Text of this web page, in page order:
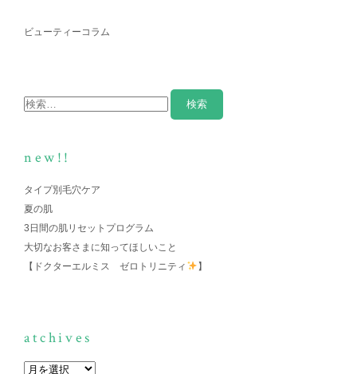
ビューティーコラム
new!!
タイプ別毛穴ケア
夏の肌
3日間の肌リセットプログラム
大切なお客さまに知ってほしいこと
【ドクターエルミス ゼロトリニティ
】
atchives